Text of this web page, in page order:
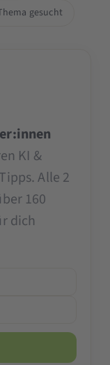
gesucht
KI &
Alle 2
160
dich